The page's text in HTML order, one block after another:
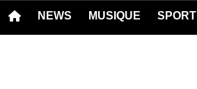
NEWS MUSIQUE SPORT